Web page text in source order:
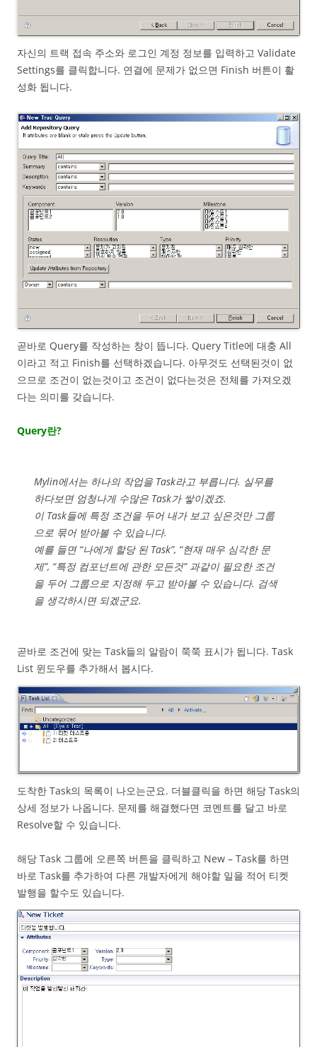
자신의 트랙 접속 주소와 로그인 계정 정보를 입력하고 Validate
Settings를 클릭합니다. 연결에 문제가 없으면 Finish 버튼이 활
성화 됩니다.
곧바로 Query를 작성하는 창이 뜹니다. Query Title에 대충 All
이라고 적고 Finish를 선택하겠습니다. 아무것도 선택된것이 없
으므로 조건이 없는것이고 조건이 없다는것은 전체를 가져오겠
다는 의미를 갖습니다.
Query란?
Mylin에서는 하나의 작업을 Task라고 부릅니다. 실무를
하다보면 엄청나게 수많은 Task가 쌓이겠죠.
이 Task들에 특정 조건을 두어 내가 보고 싶은것만 그룹
으로 묶어 받아볼 수 있습니다.
예를 들면 “나에게 할당 된 Task”, “현재 매우 심각한 문
제”, “특정 컴포넌트에 관한 모든것” 과같이 필요한 조건
을 두어 그룹으로 지정해 두고 받아볼 수 있습니다. 검색
을 생각하시면 되겠군요.
곧바로 조건에 맞는 Task들의 알람이 쭉쭉 표시가 됩니다. Task
List 윈도우를 추가해서 봅시다.
도착한 Task의 목록이 나오는군요. 더블클릭을 하면 해당 Task의
상세 정보가 나옵니다. 문제를 해결했다면 코멘트를 달고 바로
Resolve할 수 있습니다.
해당 Task 그룹에 오른쪽 버튼을 클릭하고 New – Task를 하면
바로 Task를 추가하여 다른 개발자에게 해야할 일을 적어 티켓
발행을 할수도 있습니다.